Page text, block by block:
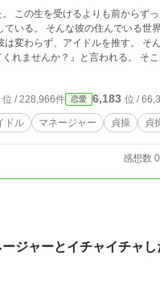
この生を受けるよりも前からず
も女の方が多く、男が重
イドルを推す。 そんな彼に転機が訪れる。 彼が
ら『私た
位 / 228,966件 恋愛 6,183 位 /
ドル マネージャー 貞操 貞
感想数 0
ジャーとイチャイチャし